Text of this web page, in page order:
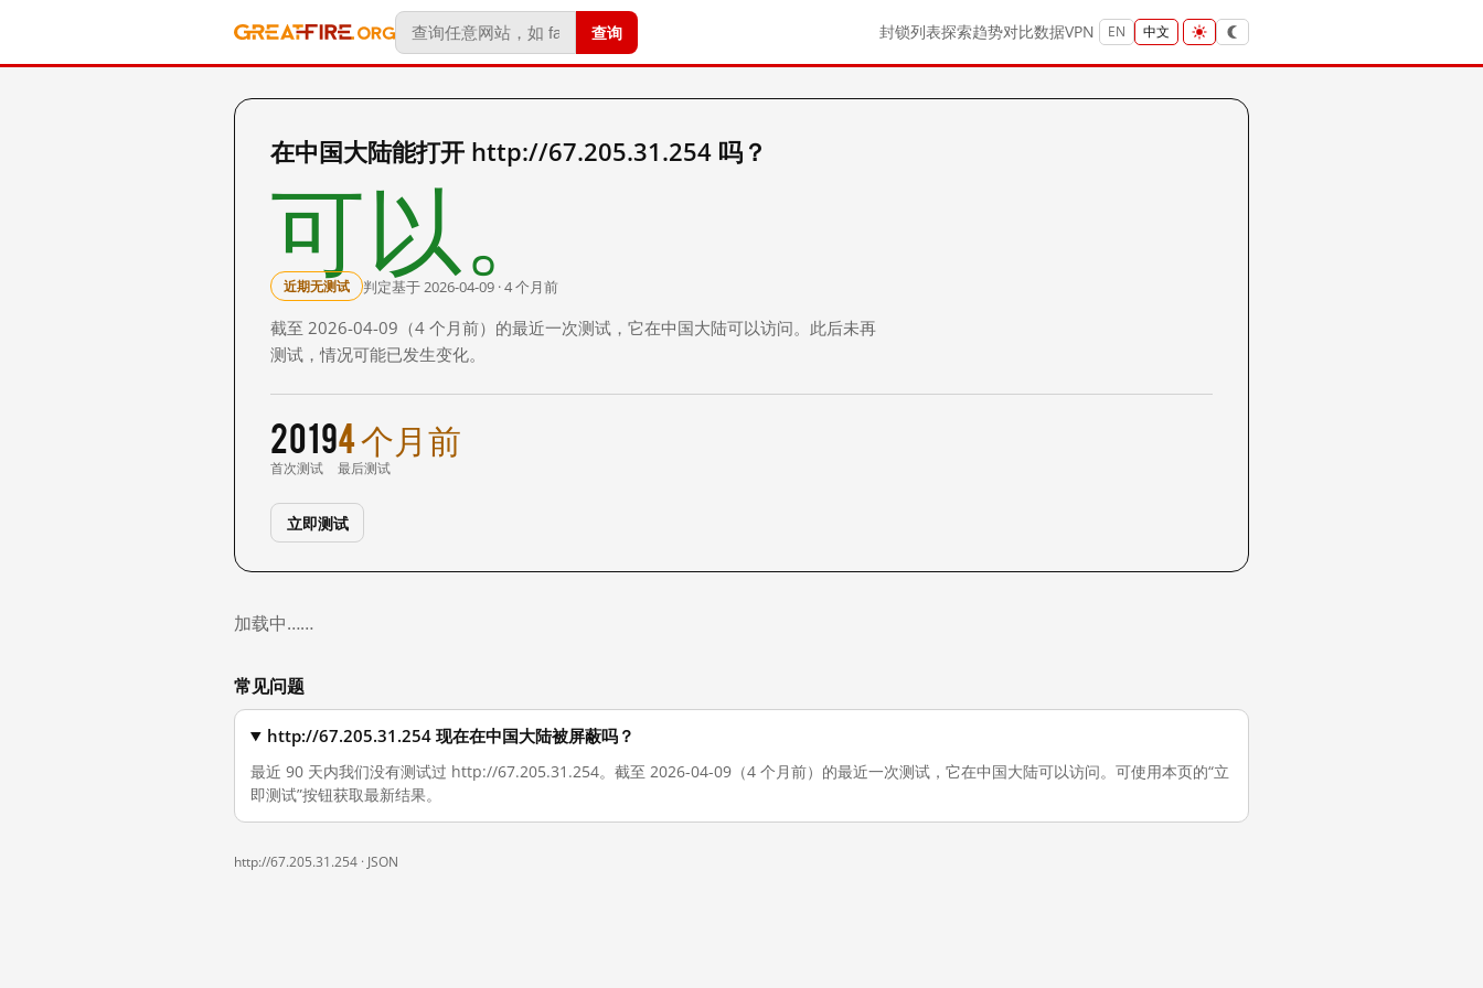
查询 封锁列表探索趋势对比数据VPN EN 中文
在中国大陆能打开 http://67.205.31.254 吗？
可以。
近期无测试 判定基于 2026-04-09 · 4 个月前
截至 2026-04-09（4 个月前）的最近一次测试，它在中国大陆可以访问。此后未再
测试，情况可能已发生变化。
2019
首次测试
4 个月前
最后测试
立即测试
加载中……
常见问题
http://67.205.31.254 现在在中国大陆被屏蔽吗？
最近 90 天内我们没有测试过 http://67.205.31.254。截至 2026-04-09（4 个月前）的最近一次测试，它在中国大陆可以访问。可使用本页的“立
即测试”按钮获取最新结果。
http://67.205.31.254 · JSON